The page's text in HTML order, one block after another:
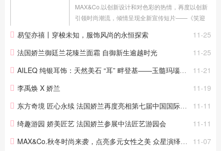
MAX&Co.以创新设计和对色彩的热情，再度以创新
引领时尚潮流，倾情呈现全新宣传短片——《笑迎
（MAX）的独特视角为线索，细腻地描绘了她从青
涩到自信成熟的蜕变，以及勇敢追寻梦...
11-25
易玺亦禧丨穿梭未知，服饰风尚的永恒探索
11-25
法国娇兰御廷兰花臻兰面霜 自御新生逾越时光
11-21
AILEQ 纯银耳饰：天然美石 “耳” 畔登基——玉髓玛瑙的时尚加冕礼
11-19
李禹焕 X 娇兰
11-11
东方奇境 匠心永续 法国娇兰再度亮相第七届中国国际进口博览会
11-11
绮趣游园 娇美匠艺 法国娇兰参展中法匠艺游园会
11-07
MAX&Co.秋冬时尚来袭，点亮多元女性之美 众星演绎MAX&Co.独特魅力